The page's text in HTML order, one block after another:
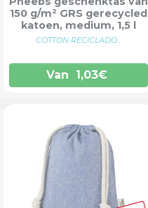
150 g/m² GRS gerecycled
katoen, medium, 1,5 l
COTTON RECICLADO...
Van 1,03€